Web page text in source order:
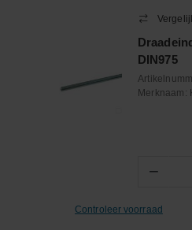
DIN975
Merknaam:
−
Controleer voorraad